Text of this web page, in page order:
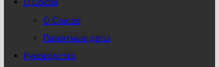
О Союзе
О Союзе
Памятные даты
Руководство